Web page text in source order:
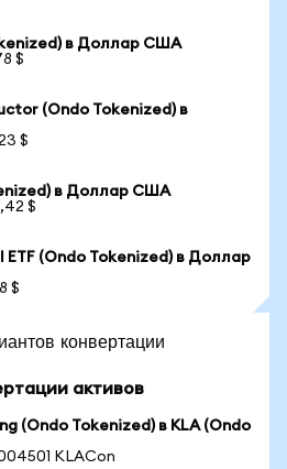
в Доллар США
$
(Ondo Tokenized) в
$
в Доллар США
$
ETF (Ondo Tokenized) в Доллар
$
конвертации
активов
(Ondo Tokenized) в KLA (Ondo
KLACon